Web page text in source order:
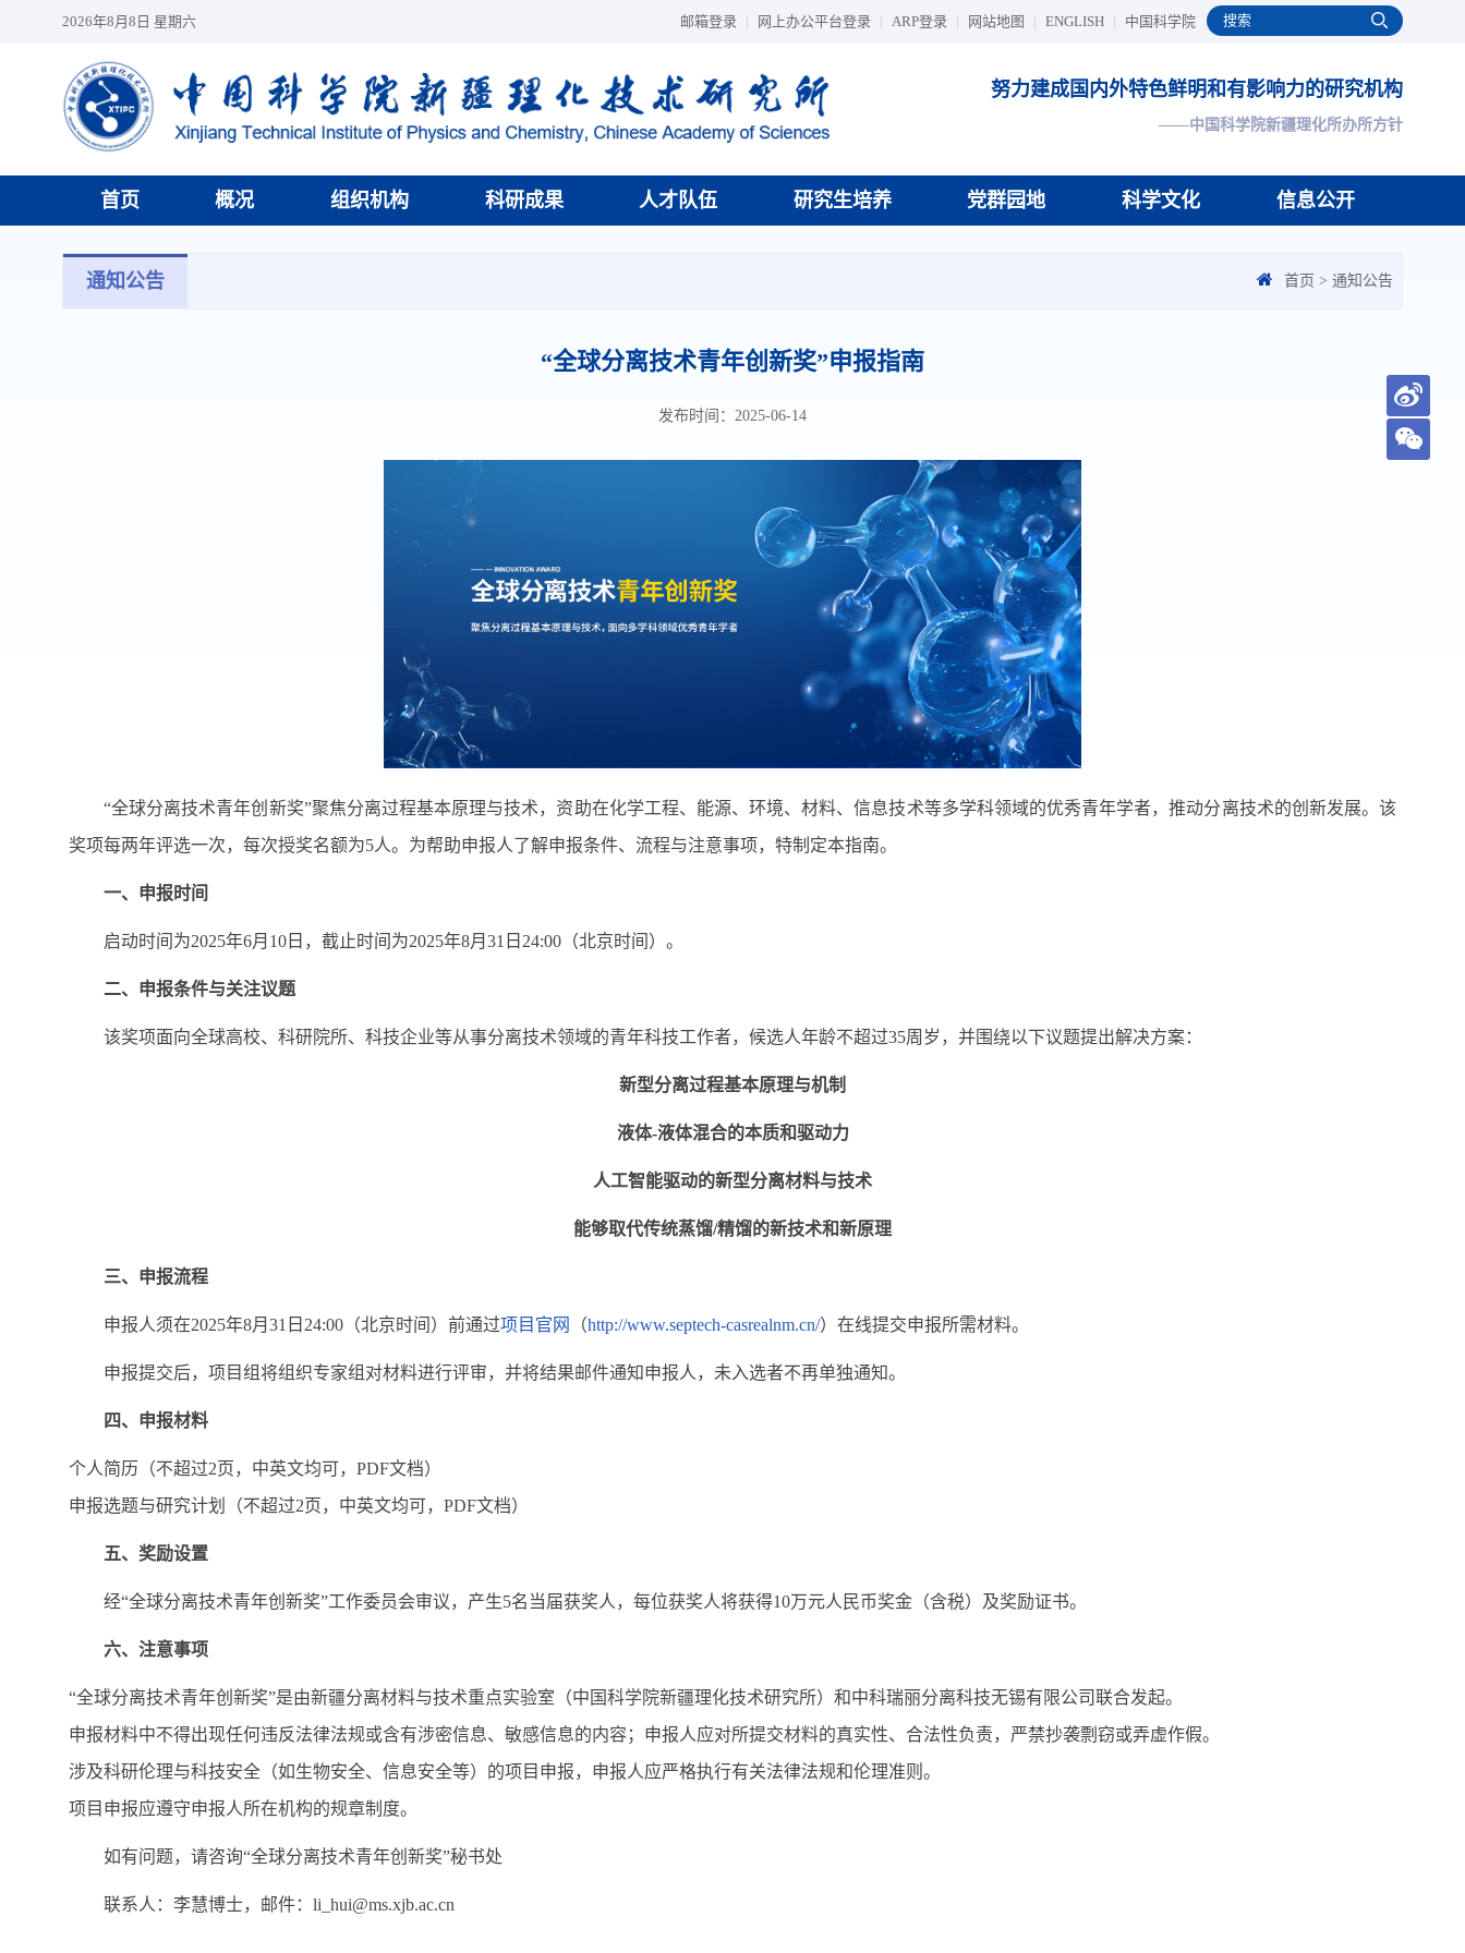
2026年8月8日 星期六 邮箱登录 | 网上办公平台登录 | ARP登录 | 网站地图 | ENGLISH | 中国科学院
努力建成国内外特色鲜明和有影响力的研究机构
——中国科学院新疆理化所办所方针
首页 概况 组织机构 科研成果 人才队伍 研究生培养 党群园地 科学文化 信息公开
通知公告 首页 > 通知公告
“全球分离技术青年创新奖”申报指南
发布时间：2025-06-14
“全球分离技术青年创新奖”聚焦分离过程基本原理与技术，资助在化学工程、能源、环境、材料、信息技术等多学科领域的优秀青年学者，推动分离技术的创新发展。该
奖项每两年评选一次，每次授奖名额为5人。为帮助申报人了解申报条件、流程与注意事项，特制定本指南。
一、申报时间
启动时间为2025年6月10日，截止时间为2025年8月31日24:00（北京时间）。
二、申报条件与关注议题
该奖项面向全球高校、科研院所、科技企业等从事分离技术领域的青年科技工作者，候选人年龄不超过35周岁，并围绕以下议题提出解决方案：
新型分离过程基本原理与机制
液体-液体混合的本质和驱动力
人工智能驱动的新型分离材料与技术
能够取代传统蒸馏/精馏的新技术和新原理
三、申报流程
申报人须在2025年8月31日24:00（北京时间）前通过项目官网 （http://www.septech-casrealnm.cn/）在线提交申报所需材料。
申报提交后，项目组将组织专家组对材料进行评审，并将结果邮件通知申报人，未入选者不再单独通知。
四、申报材料
个人简历（不超过2页，中英文均可，PDF文档）
申报选题与研究计划（不超过2页，中英文均可，PDF文档）
五、奖励设置
经“全球分离技术青年创新奖”工作委员会审议，产生5名当届获奖人，每位获奖人将获得10万元人民币奖金（含税）及奖励证书。
六、注意事项
“全球分离技术青年创新奖”是由新疆分离材料与技术重点实验室（中国科学院新疆理化技术研究所）和中科瑞丽分离科技无锡有限公司联合发起。
申报材料中不得出现任何违反法律法规或含有涉密信息、敏感信息的内容；申报人应对所提交材料的真实性、合法性负责，严禁抄袭剽窃或弄虚作假。
涉及科研伦理与科技安全（如生物安全、信息安全等）的项目申报，申报人应严格执行有关法律法规和伦理准则。
项目申报应遵守申报人所在机构的规章制度。
如有问题，请咨询“全球分离技术青年创新奖”秘书处
联系人：李慧博士，邮件： li_hui@ms.xjb.ac.cn